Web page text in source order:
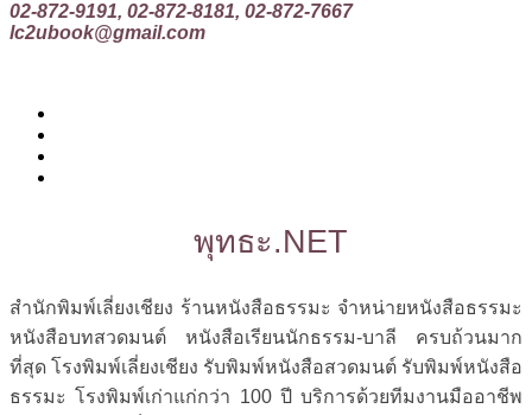
02-872-9191, 02-872-8181, 02-872-7667
lc2ubook@gmail.com
พุทธะ.NET
สำนักพิมพ์เลี่ยงเชียง ร้านหนังสือธรรมะ จำหน่ายหนังสือธรรมะ
หนังสือบทสวดมนต์ หนังสือเรียนนักธรรม-บาลี ครบถ้วนมาก
ที่สุด โรงพิมพ์เลี่ยงเชียง รับพิมพ์หนังสือสวดมนต์ รับพิมพ์หนังสือ
ธรรมะ โรงพิมพ์เก่าแก่กว่า 100 ปี บริการด้วยทีมงานมืออาชีพ